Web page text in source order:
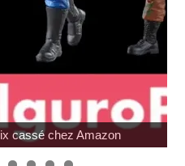
cassé chez Amazon